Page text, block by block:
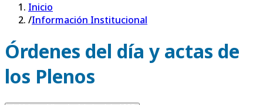
Inicio
/Información Institucional
Órdenes del día y actas de
los Plenos